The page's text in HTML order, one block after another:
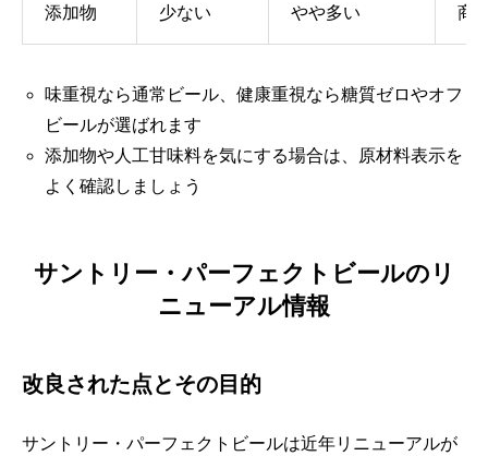
添加物 少ない やや多い 商
味重視なら通常ビール、健康重視なら糖質ゼロやオフ
ビールが選ばれます
添加物や人工甘味料を気にする場合は、原材料表示を
よく確認しましょう
サントリー・パーフェクトビールのリ
ニューアル情報
改良された点とその目的
サントリー・パーフェクトビールは近年リニューアルが